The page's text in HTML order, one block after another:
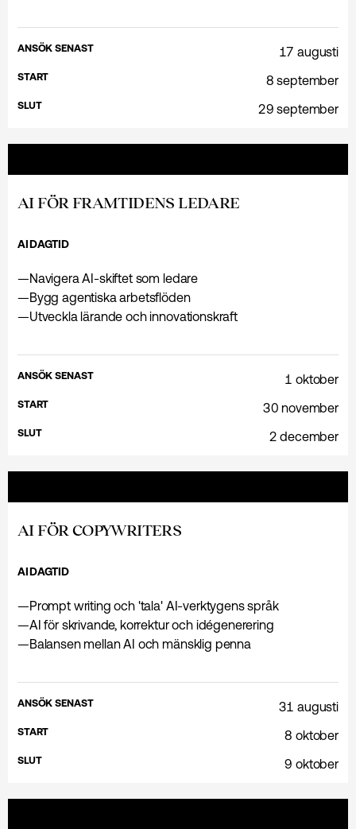
ANSÖK SENAST 17 augusti
START 8 september
SLUT 29 september
AI FÖR FRAMTIDENS LEDARE
AIDAGTID
—Navigera AI-skiftet som ledare
—Bygg agentiska arbetsflöden
—Utveckla lärande och innovationskraft
ANSÖK SENAST 1 oktober
START 30 november
SLUT 2 december
AI FÖR COPYWRITERS
AIDAGTID
—Prompt writing och 'tala' AI-verktygens språk
—AI för skrivande, korrektur och idégenerering
—Balansen mellan AI och mänsklig penna
ANSÖK SENAST 31 augusti
START 8 oktober
SLUT 9 oktober